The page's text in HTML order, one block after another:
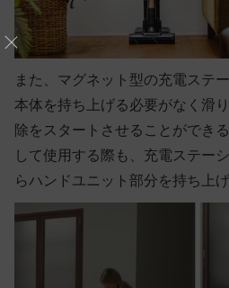
また、マグネット型の充電ステ
本体を持ち上げる必要がなく滑
除をスタートさせることができ
して使用する際も、充電ステー
らハンドユニット部分を持ち上